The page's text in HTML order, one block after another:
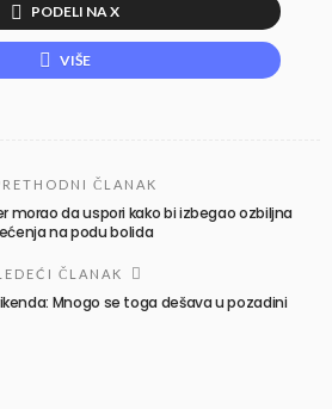
PODELI NA X
VIŠE
ČLANAK
morao da uspori kako bi izbegao ozbiljna
na podu bolida
ČLANAK
Mnogo se toga dešava u pozadini